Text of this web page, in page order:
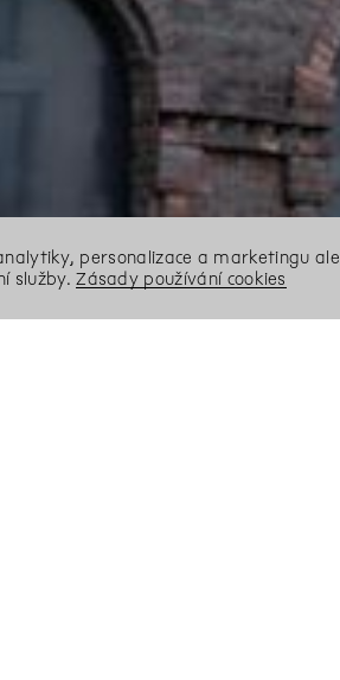
personalizace a marketingu ale
služby.Zásady používání cookies